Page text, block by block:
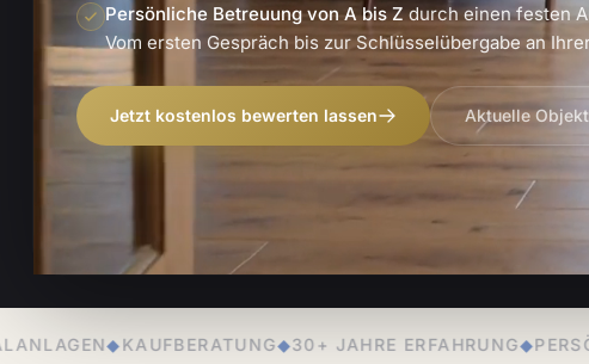
Persönliche Betreuung von A bis Zdurch einen festen
Vom ersten Gespräch bis zur Schlüsselübergabe an
Jetzt kostenlos bewerten lassen Aktuelle
◆30+ JAHRE ERFAHRUNG◆ PERSÖNLICHE BETREUUNG